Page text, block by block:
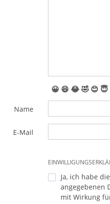
😀 😆 😂🤣 😊 😇
Name
E-Mail
Ja, ich habe die
angegebenen
mit Wirkung